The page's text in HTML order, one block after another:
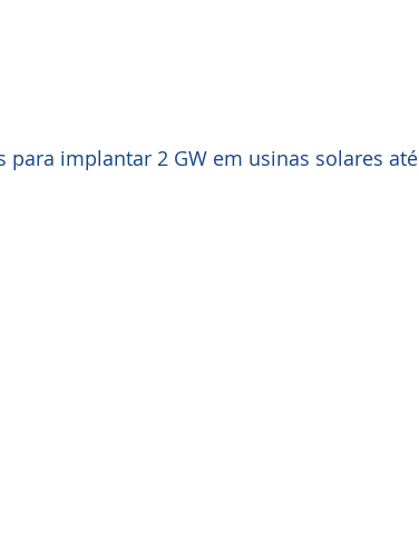
implantar 2 GW em usinas solares até